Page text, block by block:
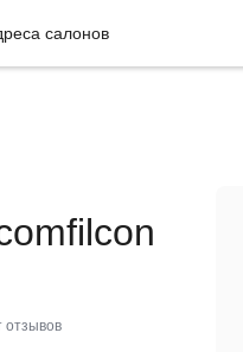
салонов
отзывов